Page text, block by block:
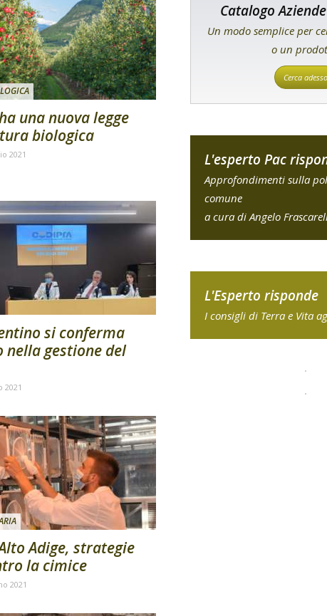
una nuova legge
biologica
2021
si conferma
gestione del
2021
Adige, strategie
la cimice
2021
Catalogo
Un modo semplice per
o un
Cerca adesso
L'esperto Pac
Approfondimenti sulla
comune
a cura di Angelo
L'Esperto risponde
I consigli di Terra e Vita